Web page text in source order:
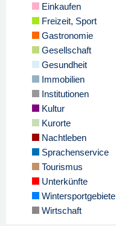
Einkaufen
Freizeit, Sport
Gastronomie
Gesellschaft
Gesundheit
Immobilien
Institutionen
Kultur
Kurorte
Nachtleben
Sprachenservice
Tourismus
Unterkünfte
Wintersportgebiete
Wirtschaft